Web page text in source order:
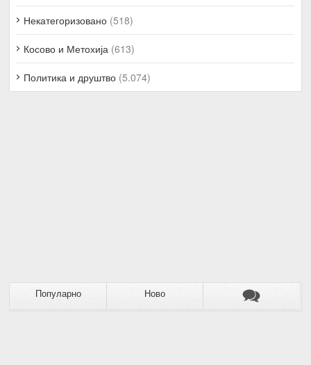
Некатегоризовано (518)
Косово и Метохија (613)
Политика и друштво (5.074)
Популарно Ново